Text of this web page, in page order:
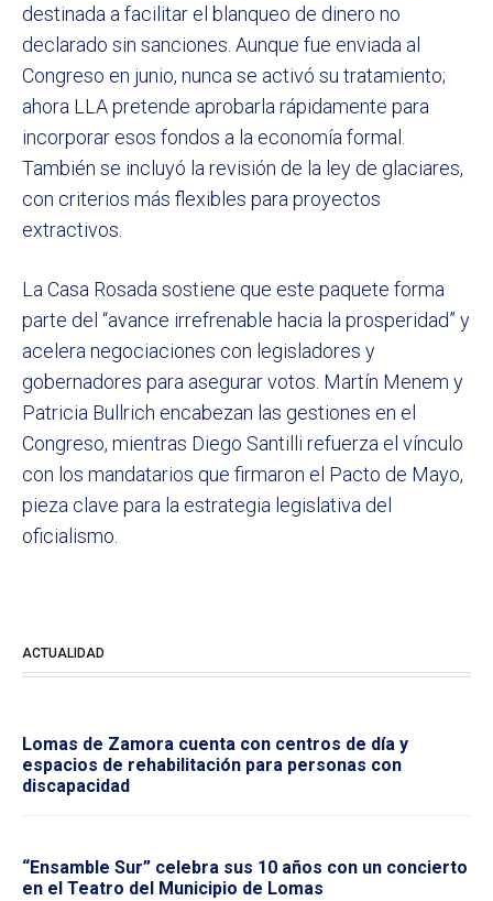
destinada a facilitar el blanqueo de dinero no
declarado sin sanciones. Aunque fue enviada al
Congreso en junio, nunca se activó su tratamiento;
ahora LLA pretende aprobarla rápidamente para
incorporar esos fondos a la economía formal.
También se incluyó la revisión de la ley de glaciares,
con criterios más flexibles para proyectos
extractivos.
La Casa Rosada sostiene que este paquete forma
parte del “avance irrefrenable hacia la prosperidad” y
acelera negociaciones con legisladores y
gobernadores para asegurar votos. Martín Menem y
Patricia Bullrich encabezan las gestiones en el
Congreso, mientras Diego Santilli refuerza el vínculo
con los mandatarios que firmaron el Pacto de Mayo,
pieza clave para la estrategia legislativa del
oficialismo.
ACTUALIDAD
Lomas de Zamora cuenta con centros de día y
espacios de rehabilitación para personas con
discapacidad
“Ensamble Sur” celebra sus 10 años con un concierto
en el Teatro del Municipio de Lomas